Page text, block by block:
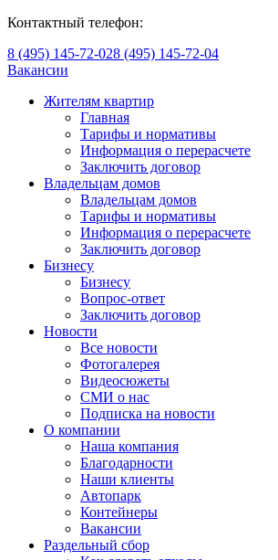
Контактный телефон:
8 (495) 145-72-028 (495) 145-72-04
Вакансии
Жителям квартир
Главная
Тарифы и нормативы
Информация о перерасчете
Заключить договор
Владельцам домов
Владельцам домов
Тарифы и нормативы
Информация о перерасчете
Заключить договор
Бизнесу
Бизнесу
Вопрос-ответ
Заключить договор
Новости
Все новости
Фотогалерея
Видеосюжеты
СМИ о нас
Подписка на новости
О компании
Наша компания
Благодарности
Наши клиенты
Автопарк
Контейнеры
Вакансии
Раздельный сбор